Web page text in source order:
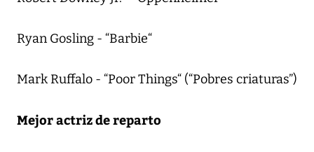
Ryan Gosling - “Barbie“
Mark Ruffalo - “Poor Things“ (“Pobres criaturas”)
Mejor actriz de reparto